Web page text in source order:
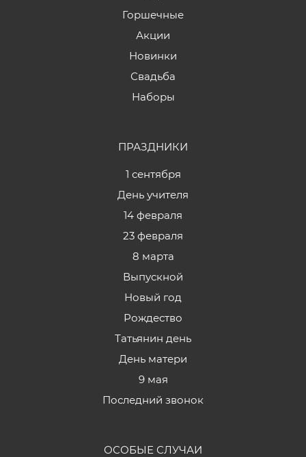
Горшечные
Акции
Новинки
Свадьба
Наборы
ПРАЗДНИКИ
1 сентября
День учителя
14 февраля
23 февраля
8 марта
Выпускной
Новый год
Рождество
Татьянин день
День матери
9 мая
Последний звонок
ОСОБЫЕ СЛУЧАИ